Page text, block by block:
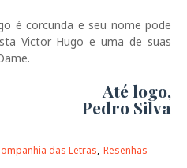
é corcunda e seu nome pode
Victor Hugo e uma de suas
Até logo,
Pedro Silva
das Letras Resenhas